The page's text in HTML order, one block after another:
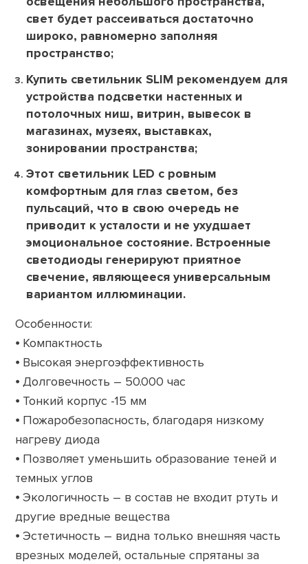
свет будет рассеиваться достаточно
широко, равномерно заполняя
пространство;
Купить светильник SLIM рекомендуем для
устройства подсветки настенных и
потолочных ниш, витрин, вывесок в
магазинах, музеях, выставках,
зонировании пространства;
Этот светильник LED с ровным
комфортным для глаз светом, без
пульсаций, что в свою очередь не
приводит к усталости и не ухудшает
эмоциональное состояние. Встроенные
светодиоды генерируют приятное
свечение, являющееся универсальным
вариантом иллюминации.
Особенности:
⦁ Компактность
⦁ Высокая энергоэффективность
⦁ Долговечность – 50.000 час
⦁ Тонкий корпус -15 мм
⦁ Пожаробезопасность, благодаря низкому
нагреву диода
⦁ Позволяет уменьшить образование теней и
темных углов
⦁ Экологичность – в состав не входит ртуть и
другие вредные вещества
⦁ Эстетичность – видна только внешняя часть
врезных моделей, остальные спрятаны за